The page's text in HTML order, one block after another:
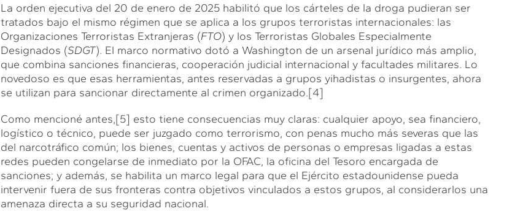
La orden ejecutiva del 20 de enero de 2025 habilitó que los cárteles de la droga pudieran ser
tratados bajo el mismo régimen que se aplica a los grupos terroristas internacionales: las
Organizaciones Terroristas Extranjeras (FTO) y los Terroristas Globales Especialmente
Designados (SDGT). El marco normativo dotó a Washington de un arsenal jurídico más amplio,
que combina sanciones financieras, cooperación judicial internacional y facultades militares. Lo
novedoso es que esas herramientas, antes reservadas a grupos yihadistas o insurgentes, ahora
se utilizan para sancionar directamente al crimen organizado.[4]
Como mencioné antes,[5] esto tiene consecuencias muy claras: cualquier apoyo, sea financiero,
logístico o técnico, puede ser juzgado como terrorismo, con penas mucho más severas que las
del narcotráfico común; los bienes, cuentas y activos de personas o empresas ligadas a estas
redes pueden congelarse de inmediato por la OFAC, la oficina del Tesoro encargada de
sanciones; y además, se habilita un marco legal para que el Ejército estadounidense pueda
intervenir fuera de sus fronteras contra objetivos vinculados a estos grupos, al considerarlos una
amenaza directa a su seguridad nacional.